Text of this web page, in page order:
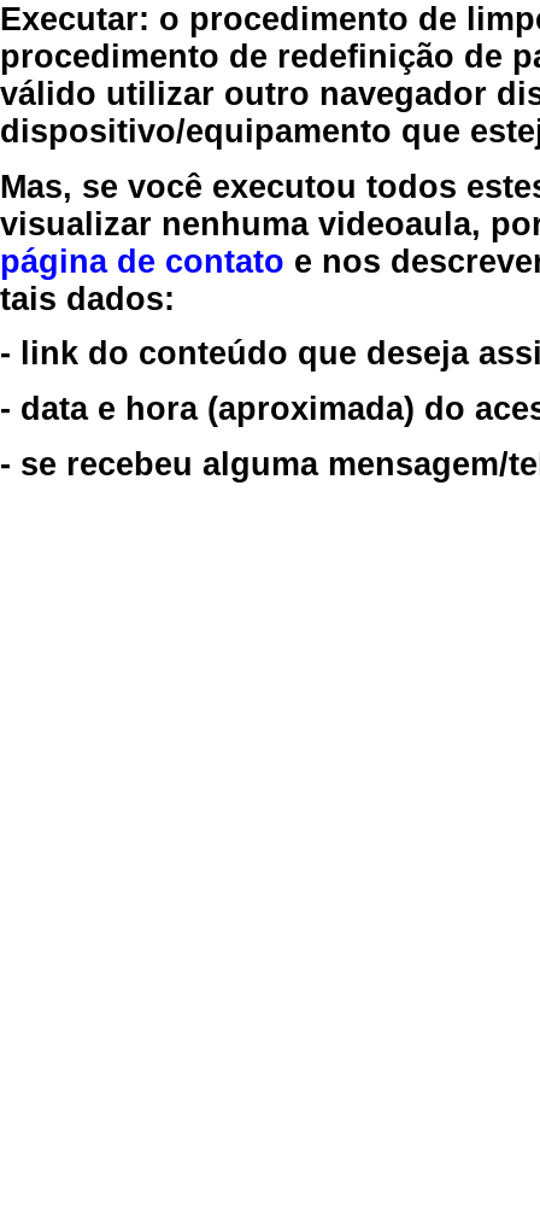
Executar: o procedimento de
procedimento de redefinição de
válido utilizar outro navegador
dispositivo/equipamento que
Mas, se você executou todos
visualizar nenhuma videoaula,
página de contato e nos
tais dados:
- link do conteúdo que deseja
- data e hora (aproximada) do
- se recebeu alguma mensagem/